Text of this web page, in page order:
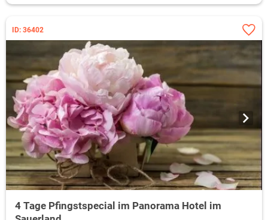
ID: 36402
4 Tage Pfingstspecial im Panorama Hotel im